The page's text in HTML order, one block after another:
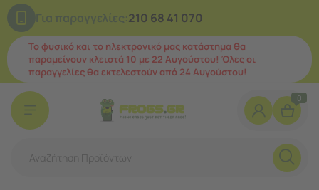
Για παραγγελίες:210 68 41 070
Το φυσικό και το ηλεκτρονικό μας κατάστημα θα
παραμείνουν κλειστά 10 με 22 Αυγούστου! Όλες οι
παραγγελίες θα εκτελεστούν από 24 Αυγούστου!
0